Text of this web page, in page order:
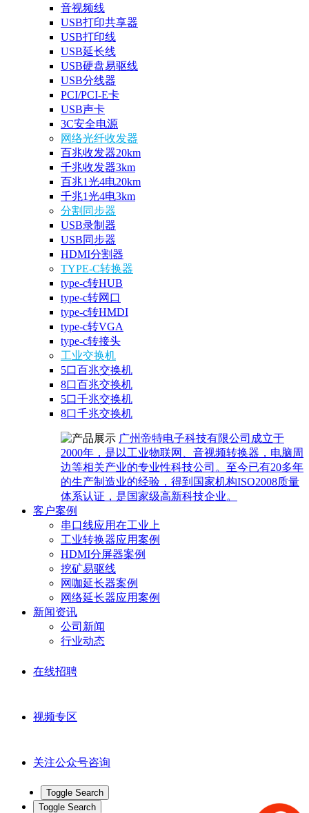
音视频线
USB打印共享器
USB打印线
USB延长线
USB硬盘易驱线
USB分线器
PCI/PCI-E卡
USB声卡
3C安全电源
网络光纤收发器
百兆收发器20km
千兆收发器3km
百兆1光4电20km
千兆1光4电3km
分割同步器
USB录制器
USB同步器
HDMI分割器
TYPE-C转换器
type-c转HUB
type-c转网口
type-c转HMDI
type-c转VGA
type-c转接头
工业交换机
5口百兆交换机
8口百兆交换机
5口千兆交换机
8口千兆交换机
广州帝特电子科技有限公司成立于
2000年，是以工业物联网、音视频转换器，电脑周
边等相关产业的专业性科技公司。至今已有20多年
的生产制造业的经验，得到国家机构ISO2008质量
体系认证，是国家级高新科技企业。
客户案例
串口线应用在工业上
工业转换器应用案例
HDMI分屏器案例
挖矿易驱线
网咖延长器案例
网络延长器应用案例
新闻资讯
公司新闻
行业动态
在线招聘
视频专区
关注公众号咨询
Toggle Search
Toggle Search